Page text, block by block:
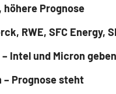
höhere Prognose
RWE, SFC Energy,
Intel und Micron
Prognose steht